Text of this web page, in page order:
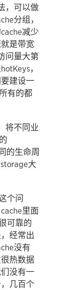
，可以做
分组，
减少
是带宽
问量大第
，
建设一
有的都
将不同业
的生命周
大
个问
里面
可靠的
经常出
没有
热数据
没有一
几百个